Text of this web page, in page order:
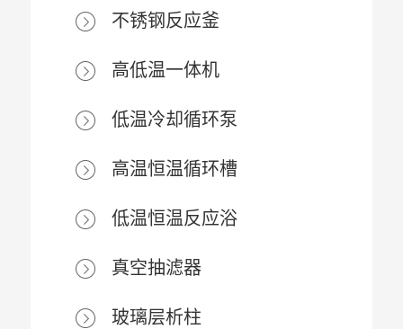
不锈钢反应釜
高低温一体机
低温冷却循环泵
高温恒温循环槽
低温恒温反应浴
真空抽滤器
玻璃层析柱